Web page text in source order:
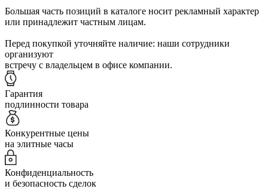
Большая часть позиций в каталоге носит рекламный характер
или принадлежит частным лицам.
Перед покупкой уточняйте наличие: наши сотрудники
организуют
встречу с владельцем в офисе компании.
Гарантия
подлинности товара
Конкурентные цены
на элитные часы
Конфиденциальность
и безопасность сделок